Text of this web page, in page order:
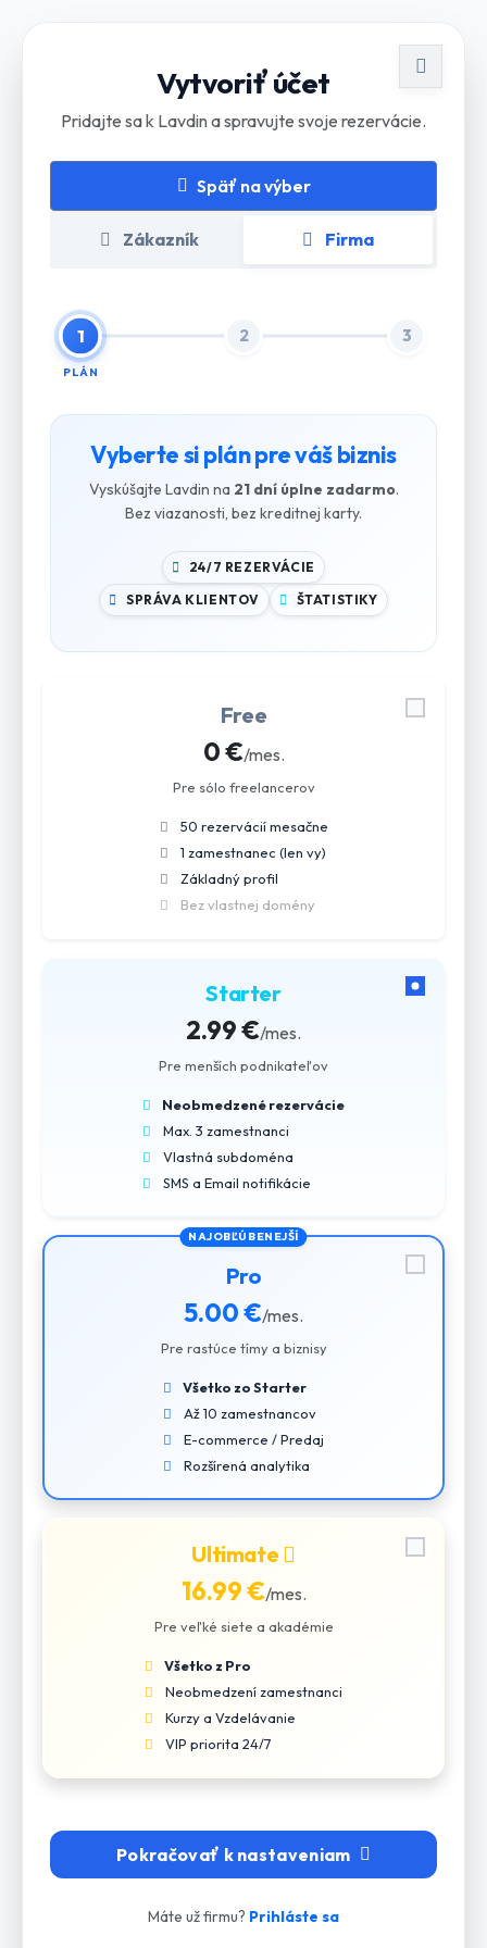
Vytvoriť účet
Pridajte sa k Lavdin a spravujte svoje rezervácie.
Späť na výber
Zákazník Firma
1
PLÁN
2 3
Vyberte si plán pre váš biznis
Vyskúšajte Lavdin na 21 dní úplne zadarmo.
Bez viazanosti, bez kreditnej karty.
24/7 REZERVÁCIE
SPRÁVA KLIENTOV
ŠTATISTIKY
Free
0 €/mes.
Pre sólo freelancerov
50 rezervácií mesačne
1 zamestnanec (len vy)
Základný profil
Bez vlastnej domény
Starter
2.99 €/mes.
Pre menších podnikateľov
Neobmedzené rezervácie
Max. 3 zamestnanci
Vlastná subdoména
SMS a Email notifikácie
NAJOBĽÚBENEJŠÍ
Pro
5.00 €/mes.
Pre rastúce tímy a biznisy
Všetko zo Starter
Až 10 zamestnancov
E-commerce / Predaj
Rozšírená analytika
Ultimate
16.99 €/mes.
Pre veľké siete a akadémie
Všetko z Pro
Neobmedzení zamestnanci
Kurzy a Vzdelávanie
VIP priorita 24/7
Pokračovať k nastaveniam
Máte už firmu? Prihláste sa